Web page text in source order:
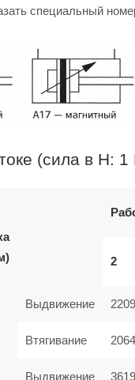
специальный
(сила в Н: 1
2
Выдвижение 2209
Втягивание 2064
Выдвижение 3619